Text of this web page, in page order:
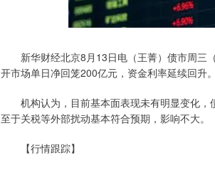
新华财经北京8月13日电（王菁）债市周三
开市场单日净回笼200亿元，资金利率延续回升。
机构认为，目前基本面表现未有明显变化，
至于关税等外部扰动基本符合预期，影响不大。
【行情跟踪】